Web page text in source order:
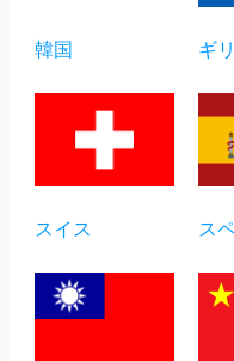
韓国 ギ
スイス ス